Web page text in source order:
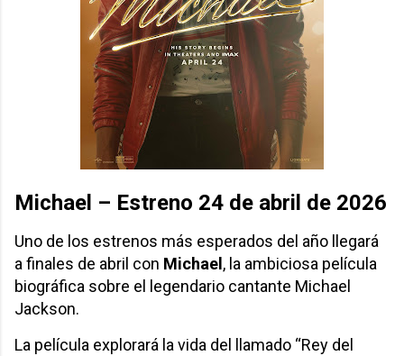
Michael – Estreno 24 de abril de 2026
Uno de los estrenos más esperados del año llegará
a finales de abril con Michael , la ambiciosa película
biográfica sobre el legendario cantante Michael
Jackson.
La película explorará la vida del llamado “Rey del